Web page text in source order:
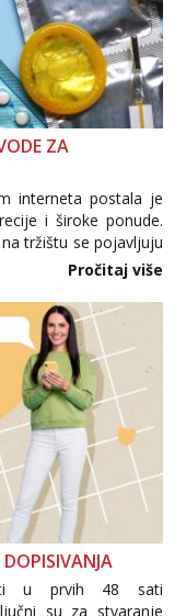
ZA
interneta postala je
i široke ponude.
tržištu se pojavljuju
internetske
Pročitaj više
u prvih 48 sati
su za stvaranje